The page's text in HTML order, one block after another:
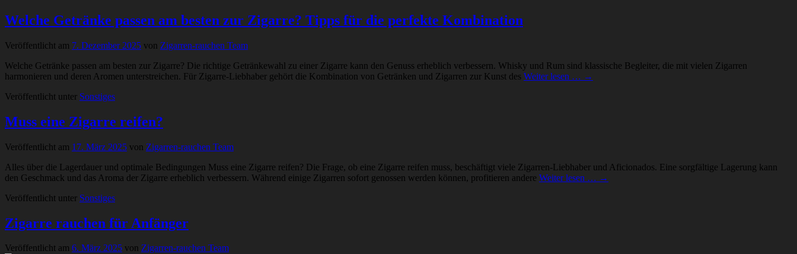
Welche Getränke passen am besten zur Zigarre? Tipps für die perfekte Kombination
Veröffentlicht am 7. Dezember 2025 von Zigarren-rauchen Team
Welche Getränke passen am besten zur Zigarre? Die richtige Getränkewahl zu einer Zigarre kann den Genuss erheblich verbessern. Whisky und Rum sind klassische Begleiter, die mit vielen Zigarren
harmonieren und deren Aromen unterstreichen. Für Zigarre-Liebhaber gehört die Kombination von Getränken und Zigarren zur Kunst des Weiter lesen … →
Veröffentlicht unter Sonstiges
Muss eine Zigarre reifen?
Veröffentlicht am 17. März 2025 von Zigarren-rauchen Team
Alles über die Lagerdauer und optimale Bedingungen Muss eine Zigarre reifen? Die Frage, ob eine Zigarre reifen muss, beschäftigt viele Zigarren-Liebhaber und Aficionados. Eine sorgfältige Lagerung kann
den Geschmack und das Aroma der Zigarre erheblich verbessern. Während einige Zigarren sofort genossen werden können, profitieren andere Weiter lesen … →
Veröffentlicht unter Sonstiges
Zigarre rauchen für Anfänger
Veröffentlicht am 6. März 2025 von Zigarren-rauchen Team